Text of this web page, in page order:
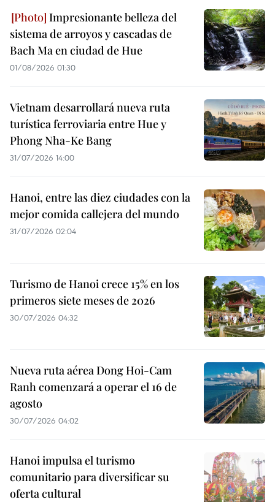
Impresionante belleza del
sistema de arroyos y cascadas de
Bach Ma en ciudad de Hue
01/08/2026 01:30
Vietnam desarrollará nueva ruta
turística ferroviaria entre Hue y
Phong Nha-Ke Bang
31/07/2026 14:00
Hanoi, entre las diez ciudades con la
mejor comida callejera del mundo
31/07/2026 02:04
Turismo de Hanoi crece 15% en los
primeros siete meses de 2026
30/07/2026 04:32
Nueva ruta aérea Dong Hoi-Cam
Ranh comenzará a operar el 16 de
agosto
30/07/2026 04:02
Hanoi impulsa el turismo
comunitario para diversificar su
oferta cultural